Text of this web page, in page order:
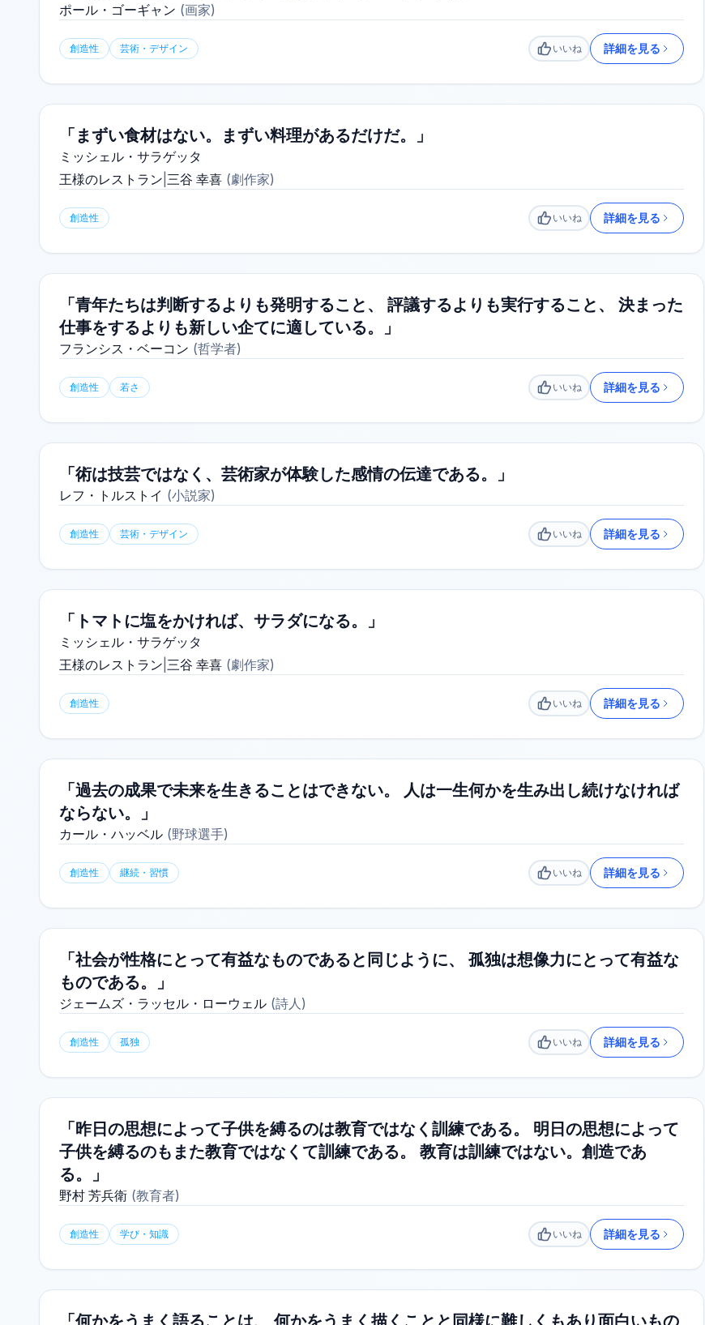
ポール・ゴーギャン (画家)
創造性 芸術・デザイン いいね
いいね 詳細を見る
「まずい食材はない。まずい料理があるだけだ。」
ミッシェル・サラゲッタ
王様のレストラン 三谷 幸喜 (劇作家)
創造性 いいね
いいね 詳細を見る
「青年たちは判断するよりも発明すること、 評議するよりも実行すること、 決まった
仕事をするよりも新しい企てに適している。」
フランシス・ベーコン (哲学者)
創造性 若さ いいね
いいね 詳細を見る
「術は技芸ではなく、芸術家が体験した感情の伝達である。」
レフ・トルストイ (小説家)
創造性 芸術・デザイン いいね
いいね 詳細を見る
「トマトに塩をかければ、サラダになる。」
ミッシェル・サラゲッタ
王様のレストラン 三谷 幸喜 (劇作家)
創造性 いいね
いいね 詳細を見る
「過去の成果で未来を生きることはできない。 人は一生何かを生み出し続けなければ
ならない。」
カール・ハッベル (野球選手)
創造性 継続・習慣 いいね
いいね 詳細を見る
「社会が性格にとって有益なものであると同じように、 孤独は想像力にとって有益な
ものである。」
ジェームズ・ラッセル・ローウェル (詩人 )
創造性 孤独 いいね
いいね 詳細を見る
「昨日の思想によって子供を縛るのは教育ではなく訓練である。 明日の思想によって
子供を縛るのもまた教育ではなくて訓練である。 教育は訓練ではない。創造であ
る。」
野村 芳兵衛 (教育者)
創造性 学び・知識 いいね
いいね 詳細を見る
「何かをうまく語ることは、 何かをうまく描くことと同様に難しくもあり面白いもの